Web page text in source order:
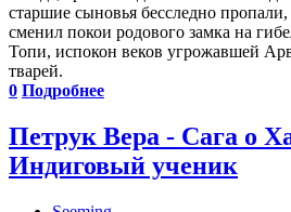
старшие сыновья бесследно
сменил покои родового замка на
Топи, испокон веков угрожавшей
тварей.
0 Подробнее
Петрук Вера - Сага о
Индиговый ученик